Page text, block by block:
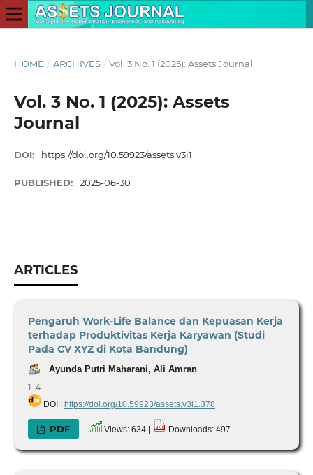
HOME / ARCHIVES / Vol. 3 No. 1 (2025): Assets Journal
Vol. 3 No. 1 (2025): Assets
Journal
DOI: https://doi.org/10.59923/assets.v3i1
PUBLISHED: 2025-06-30
ARTICLES
Pengaruh Work-Life Balance dan Kepuasan Kerja
terhadap Produktivitas Kerja Karyawan (Studi
Pada CV XYZ di Kota Bandung)
Ayunda Putri Maharani, Ali Amran
1-4
DOI : https://doi.org/10.59923/assets.v3i1.378
PDF Views: 634 | Downloads: 497